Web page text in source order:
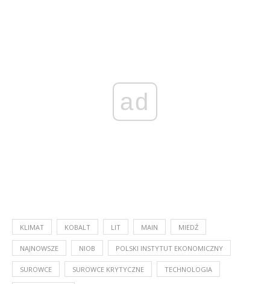
ad
KLIMAT KOBALT LIT MAIN MIEDŹ
NAJNOWSZE NIOB POLSKI INSTYTUT EKONOMICZNY
SUROWCE SUROWCE KRYTYCZNE TECHNOLOGIA